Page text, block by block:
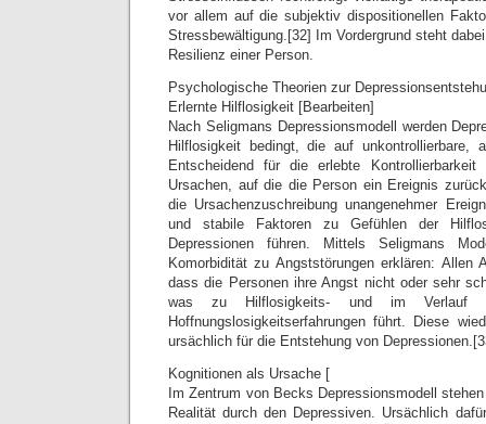
vor allem auf die subjektiv dispositionellen
Stressbewältigung.[32] Im Vordergrund steht
Resilienz einer Person.
Psychologische Theorien zur
Erlernte Hilflosigkeit [Bearbeiten]
Nach Seligmans Depressionsmodell werden
Hilflosigkeit bedingt, die auf unkontrollierbare,
Entscheidend für die erlebte
Ursachen, auf die die Person ein Ereignis
die Ursachenzuschreibung unangenehmer
und stabile Faktoren zu Gefühlen der
Depressionen führen. Mittels Seligmans
Komorbidität zu Angststörungen erklären: Allen
dass die Personen ihre Angst nicht oder sehr
was zu Hilflosigkeits- und im Verlauf
Hoffnungslosigkeitserfahrungen führt. Diese
ursächlich für die Entstehung von
Kognitionen als Ursache [
Im Zentrum von Becks Depressionsmodell
Realität durch den Depressiven. Ursächlich